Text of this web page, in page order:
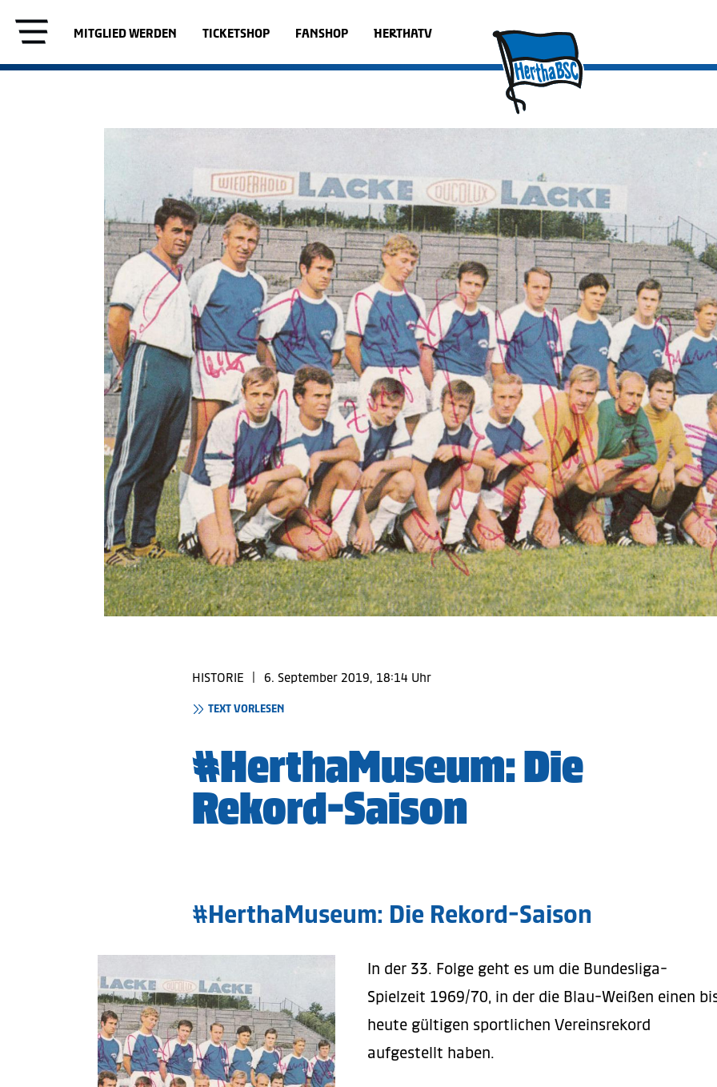
MITGLIED WERDEN TICKETSHOP FANSHOP HERTHATV
HISTORIE 6. September 2019, 18:14 Uhr
TEXT VORLESEN
#HerthaMuseum: Die
Rekord-Saison
#HerthaMuseum: Die Rekord-Saison
In der 33. Folge geht es um die Bundesliga-
Spielzeit 1969/70, in der die Blau-Weißen einen
heute gültigen sportlichen Vereinsrekord
aufgestellt haben.